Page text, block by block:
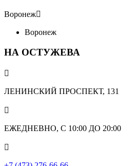
Воронеж
Воронеж
НА ОСТУЖЕВА

ЛЕНИНСКИЙ ПРОСПЕКТ, 131

ЕЖЕДНЕВНО, С 10:00 ДО 20:00
